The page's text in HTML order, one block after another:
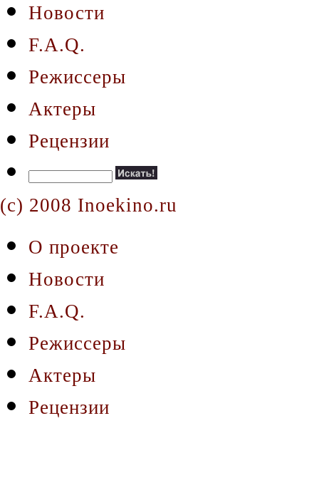
Новости
F.A.Q.
Режиссеры
Актеры
Рецензии
(c) 2008 Inoekino.ru
О проекте
Новости
F.A.Q.
Режиссеры
Актеры
Рецензии